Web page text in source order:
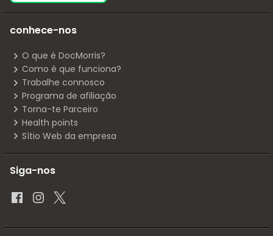
conhece-nos
O que é DocMorris?
Como é que funciona?
Trabalhe connosco
Programa de afiliação
Torna-te Parceiro
Health points
Sítio Web da empresa
Siga-nos